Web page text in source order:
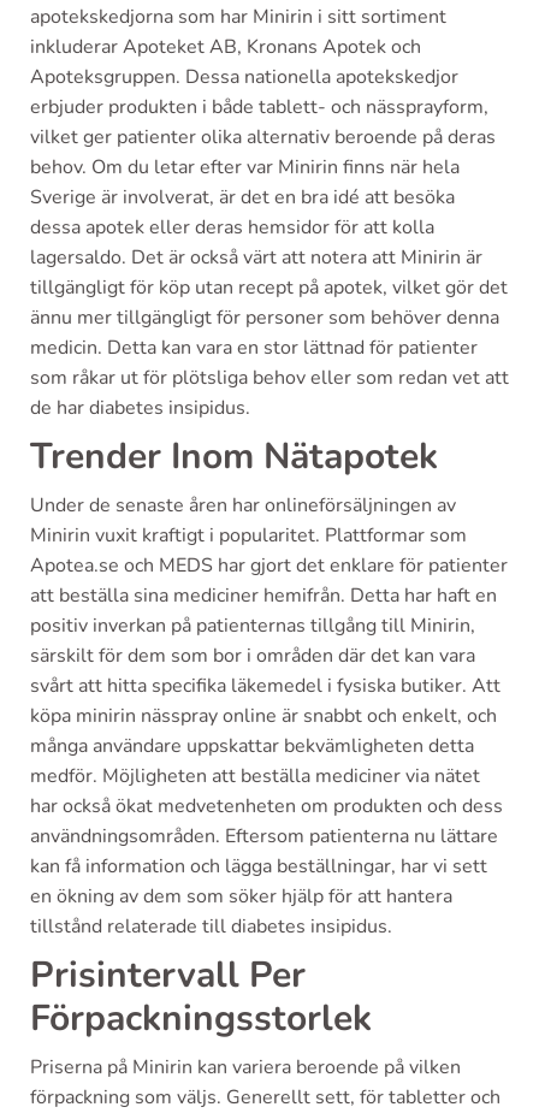
apotekskedjorna som har Minirin i sitt sortiment
inkluderar Apoteket AB, Kronans Apotek och
Apoteksgruppen. Dessa nationella apotekskedjor
erbjuder produkten i både tablett- och nässprayform,
vilket ger patienter olika alternativ beroende på deras
behov. Om du letar efter var Minirin finns när hela
Sverige är involverat, är det en bra idé att besöka
dessa apotek eller deras hemsidor för att kolla
lagersaldo. Det är också värt att notera att Minirin är
tillgängligt för köp utan recept på apotek, vilket gör det
ännu mer tillgängligt för personer som behöver denna
medicin. Detta kan vara en stor lättnad för patienter
som råkar ut för plötsliga behov eller som redan vet att
de har diabetes insipidus.
Trender Inom Nätapotek
Under de senaste åren har onlineförsäljningen av
Minirin vuxit kraftigt i popularitet. Plattformar som
Apotea.se och MEDS har gjort det enklare för patienter
att beställa sina mediciner hemifrån. Detta har haft en
positiv inverkan på patienternas tillgång till Minirin,
särskilt för dem som bor i områden där det kan vara
svårt att hitta specifika läkemedel i fysiska butiker. Att
köpa minirin nässpray online är snabbt och enkelt, och
många användare uppskattar bekvämligheten detta
medför. Möjligheten att beställa mediciner via nätet
har också ökat medvetenheten om produkten och dess
användningsområden. Eftersom patienterna nu lättare
kan få information och lägga beställningar, har vi sett
en ökning av dem som söker hjälp för att hantera
tillstånd relaterade till diabetes insipidus.
Prisintervall Per
Förpackningsstorlek
Priserna på Minirin kan variera beroende på vilken
förpackning som väljs. Generellt sett, för tabletter och